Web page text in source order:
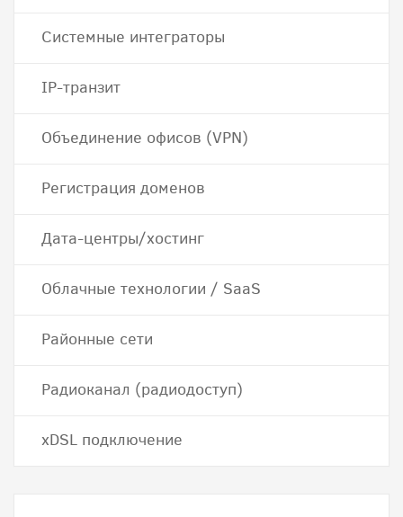
Системные интеграторы
IP-транзит
Объединение офисов (VPN)
Регистрация доменов
Дата-центры/хостинг
Облачные технологии / SaaS
Районные сети
Радиоканал (радиодоступ)
хDSL подключение